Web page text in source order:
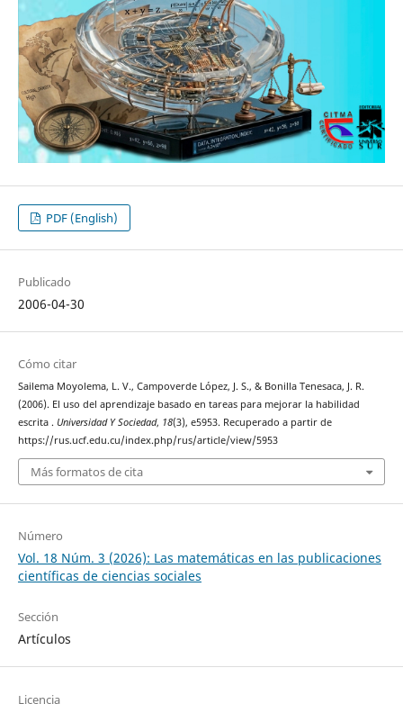
PDF (English)
Publicado
2006-04-30
Cómo citar
Sailema Moyolema, L. V., Campoverde López, J. S., & Bonilla Tenesaca, J. R.
(2006). El uso del aprendizaje basado en tareas para mejorar la habilidad
escrita . Universidad Y Sociedad, 18(3), e5953. Recuperado a partir de
https://rus.ucf.edu.cu/index.php/rus/article/view/5953
Más formatos de cita
Número
Vol. 18 Núm. 3 (2026): Las matemáticas en las publicaciones
científicas de ciencias sociales
Sección
Artículos
Licencia